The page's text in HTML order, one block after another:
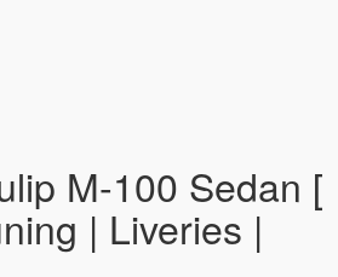
M-100 Sedan [
| Liveries |